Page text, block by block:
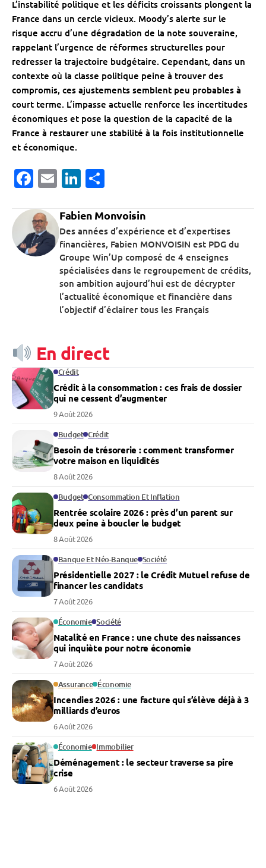
L’instabilité politique et les déficits croissants plongent la
France dans un cercle vicieux. Moody’s alerte sur le
risque accru d’une dégradation de la note souveraine,
rappelant l’urgence de réformes structurelles pour
redresser la trajectoire budgétaire. Cependant, dans un
contexte où la classe politique peine à trouver des
compromis, ces ajustements semblent peu probables à
court terme. L’impasse actuelle renforce les incertitudes
économiques et pose la question de la capacité de la
France à restaurer une stabilité à la fois institutionnelle
et économique.
Facebook
EmailLinkedIn
Fabien Monvoisin
Des années d’expérience et d’expertises
financières, Fabien MONVOISIN est PDG du
Groupe Win’Up composé de 4 enseignes
spécialisées dans le regroupement de crédits,
son ambition aujourd’hui est de décrypter
l’actualité économique et financière dans
l’objectif d’éclairer tous les Français
En direct
Crédit
Crédit à la consommation : ces frais de dossier
qui ne cessent d’augmenter
9 Août 2026
Budget Crédit
Besoin de trésorerie : comment transformer
votre maison en liquidités
8 Août 2026
Budget Consommation Et Inflation
Rentrée scolaire 2026 : près d’un parent sur
deux peine à boucler le budget
8 Août 2026
Banque Et Néo-Banque Société
Présidentielle 2027 : le Crédit Mutuel refuse de
financer les candidats
7 Août 2026
Économie Société
Natalité en France : une chute des naissances
qui inquiète pour notre économie
7 Août 2026
Assurance Économie
Incendies 2026 : une facture qui s’élève déjà à 3
milliards d’euros
6 Août 2026
Économie Immobilier
Déménagement : le secteur traverse sa pire
crise
6 Août 2026